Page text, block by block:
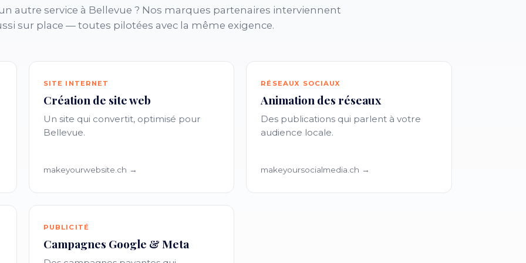
autre service à Bellevue ? Nos marques partenaires interviennent
sur place — toutes pilotées avec la même exigence.
SITE INTERNET
Création de site web
Un site qui convertit, optimisé pour
Bellevue.
makeyourwebsite.ch →
RÉSEAUX SOCIAUX
Animation des réseaux
Des publications qui parlent à votre
audience locale.
makeyoursocialmedia.ch →
PUBLICITÉ
Campagnes Google & Meta